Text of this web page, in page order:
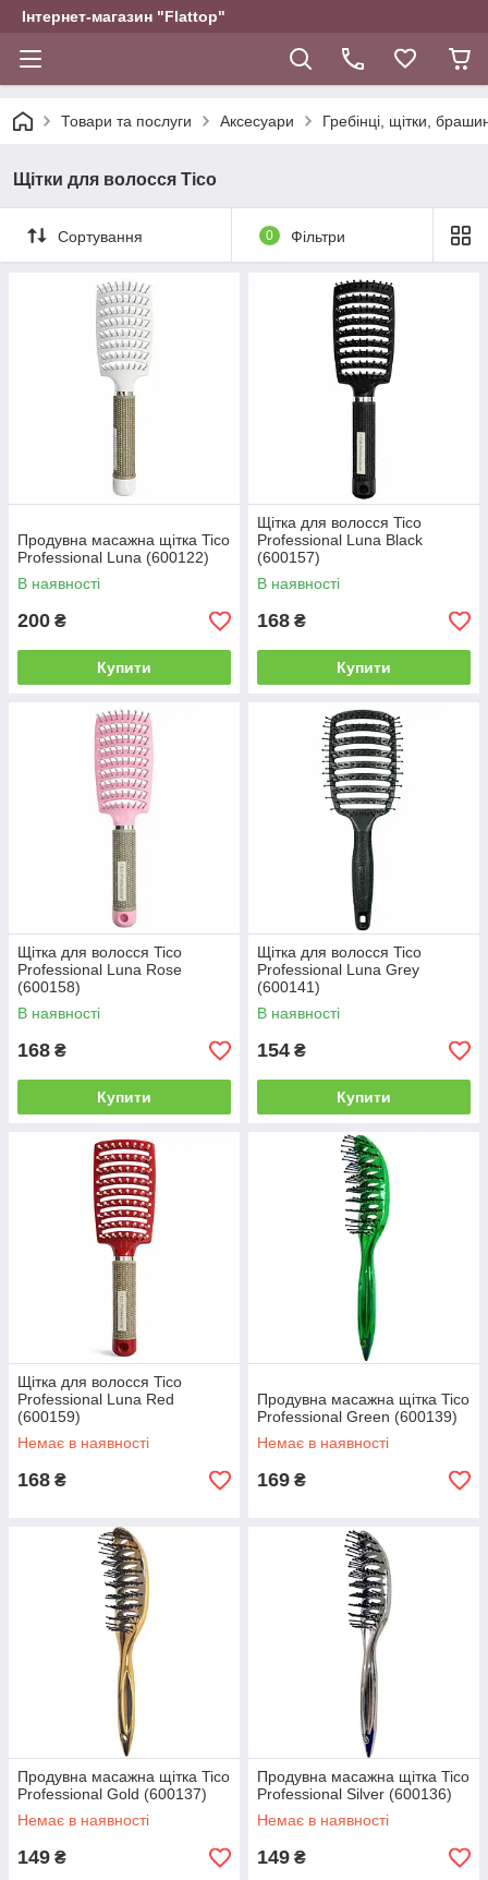
Інтернет-магазин "Flattop"
Товари та послуги Аксесуари Гребінці, щітки,
Щітки для волосся Tico
Сортування 0 Фільтри
Продувна масажна щітка Tico
Professional Luna (600122)
В наявності
200 ₴
Купити
Щітка для волосся Tico
Professional Luna Black
(600157)
В наявності
168 ₴
Купити
Щітка для волосся Tico
Professional Luna Rose
(600158)
В наявності
168 ₴
Купити
Щітка для волосся Tico
Professional Luna Grey
(600141)
В наявності
154 ₴
Купити
Щітка для волосся Tico
Professional Luna Red
(600159)
Немає в наявності
168 ₴
Продувна масажна щітка Tico
Professional Green (600139)
Немає в наявності
169 ₴
Продувна масажна щітка Tico
Professional Gold (600137)
Немає в наявності
149 ₴
Продувна масажна щітка Tico
Professional Silver (600136)
Немає в наявності
149 ₴